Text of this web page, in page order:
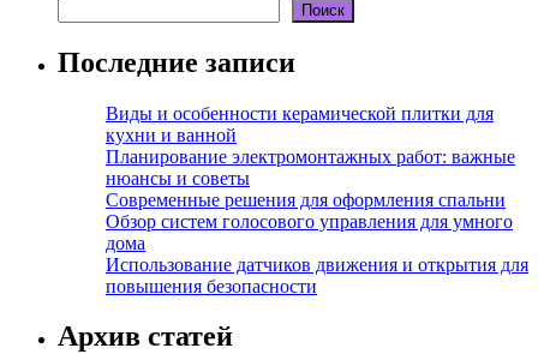
Поиск
Последние записи
Виды и особенности керамической плитки для
кухни и ванной
Планирование электромонтажных работ: важные
нюансы и советы
Современные решения для оформления спальни
Обзор систем голосового управления для умного
дома
Использование датчиков движения и открытия для
повышения безопасности
Архив статей